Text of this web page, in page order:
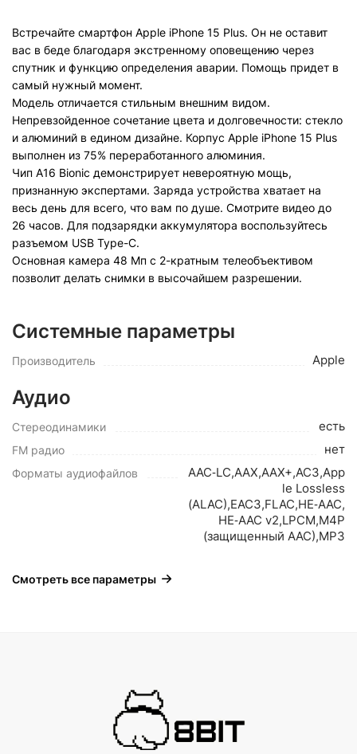
Встречайте смартфон Apple iPhone 15 Plus. Он не оставит
вас в беде благодаря экстренному оповещению через
спутник и функцию определения аварии. Помощь придет в
самый нужный момент.
Модель отличается стильным внешним видом.
Непревзойденное сочетание цвета и долговечности: стекло
и алюминий в едином дизайне. Корпус Apple iPhone 15 Plus
выполнен из 75% переработанного алюминия.
Чип A16 Bionic демонстрирует невероятную мощь,
признанную экспертами. Заряда устройства хватает на
весь день для всего, что вам по душе. Смотрите видео до
26 часов. Для подзарядки аккумулятора воспользуйтесь
разъемом USB Type-C.
Основная камера 48 Мп с 2-кратным телеобъективом
позволит делать снимки в высочайшем разрешении.
Системные параметры
Производитель Apple
Аудио
Стереодинамики есть
FM радио нет
Форматы аудиофайлов
AAC‑LC,AAX,AAX+,AC3,App
le Lossless
(ALAC),EAC3,FLAC,HE‑AAC,
HE‑AAC v2,LPCM,M4P
(защищенный AAC),MP3
Смотреть все параметры